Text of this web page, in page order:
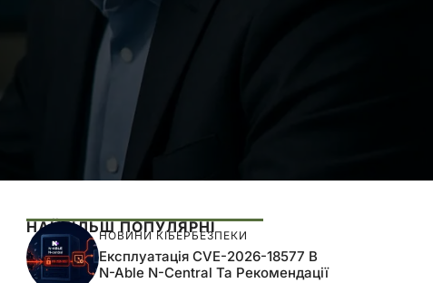
НАЙБІЛЬШ ПОПУЛЯРНІ
НОВИНИ КІБЕРБЕЗПЕКИ
Експлуатація CVE-2026-18577 В
N-Able N-Central Та Рекомендації